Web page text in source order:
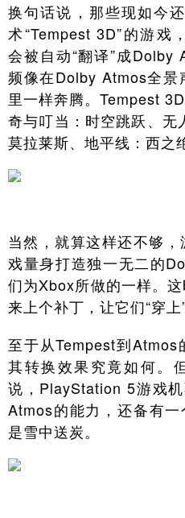
换句话说，那些现如今
术“Tempest 3D”的游戏
会被自动“翻译”成Dolby
频像在Dolby Atmos全
里一样奔腾。Tempest
奇与叮当：时空跳跃、无
莫拉莱斯、地平线：西之
当然，就算这样还不够
戏量身打造独一无二的
们为Xbox所做的一样。
来上个补丁，让它们“穿上
至于从Tempest到Atmos
其转换效果究竟如何。
说，PlayStation 5游戏
Atmos的能力，还备有
是雪中送炭。